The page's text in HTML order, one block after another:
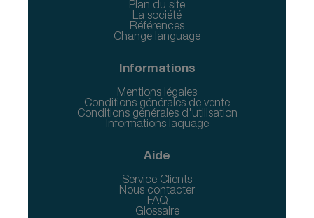
Plan du site
La société
Références
Change language
Informations
Mentions légales
Conditions générales de vente
Conditions générales d'utilisation
Informations laquage
Aide
Service Clients
Nous contacter
FAQ
Glossaire